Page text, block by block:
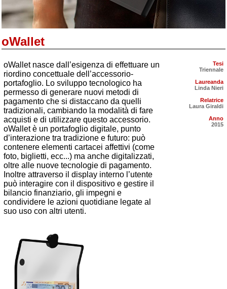
oWallet
oWallet nasce dall’esigenza di effettuare un
riordino concettuale dell’accessorio-
portafoglio. Lo sviluppo tecnologico ha
permesso di generare nuovi metodi di
pagamento che si distaccano da quelli
tradizionali, cambiando la modalità di fare
acquisti e di utilizzare questo accessorio.
oWallet è un portafoglio digitale, punto
d’interazione tra tradizione e futuro: può
contenere elementi cartacei affettivi (come
foto, biglietti, ecc...) ma anche digitalizzati,
oltre alle nuove tecnologie di pagamento.
Inoltre attraverso il display interno l’utente
può interagire con il dispositivo e gestire il
bilancio finanziario, gli impegni e
condividere le azioni quotidiane legate al
suo uso con altri utenti.
Tesi
Triennale
Laureanda
Linda Nieri
Relatrice
Laura Giraldi
Anno
2015